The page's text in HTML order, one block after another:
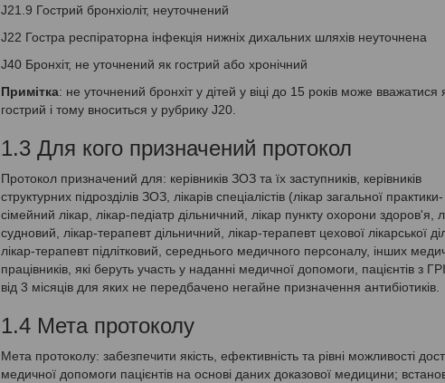
J21.9 Гострий бронхіоліт, неуточнений
J22 Гостра респіраторна інфекція нижніх дихальних шляхів неуточнена
J40 Бронхіт, не уточнений як гострий або хронічний
Примітка: не уточнений бронхіт у дітей у віці до 15 років може вважатися
гострий і тому вноситься у рубрику J20.
1.3 Для кого призначений протокол
Протокол призначений для: керівників ЗОЗ та їх заступників, керівників
структурних підрозділів ЗОЗ, лікарів спеціалістів (лікар загальної практики-
сімейний лікар, лікар-педіатр дільничний, лікар пункту охорони здоров'я,
судновий, лікар-терапевт дільничний, лікар-терапевт цехової лікарської
лікар-терапевт підлітковий, середнього медичного персоналу, інших
працівників, які беруть участь у наданні медичної допомоги, пацієнтів з
від 3 місяців для яких не передбачено негайне призначення антибіотиків.
1.4 Мета протоколу
Мета протоколу: забезпечити якість, ефективність та рівні можливості
медичної допомоги пацієнтів на основі даних доказової медицини;